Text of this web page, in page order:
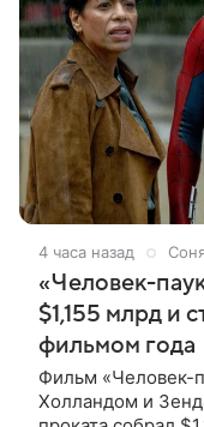
4 часа назад
«Человек-
$1,155 млрд и
фильмом года
Фильм «Человек-
Холландом и